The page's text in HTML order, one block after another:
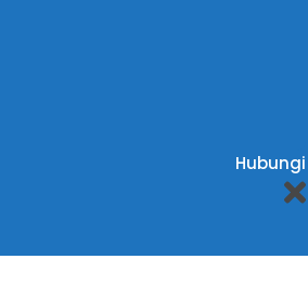
Hubungi